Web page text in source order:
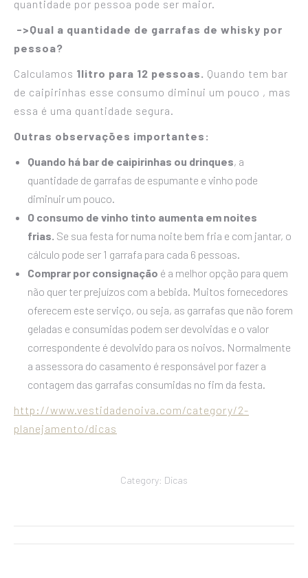
quantidade por pessoa pode ser maior.
->Qual a quantidade de garrafas de whisky por
pessoa?
Calculamos 1litro para 12 pessoas.
Quando tem bar
de caipirinhas esse consumo diminui um pouco , mas
essa é uma quantidade segura.
Outras observações importantes:
Quando há bar de caipirinhas ou drinques, a
quantidade de garrafas de espumante e vinho pode
diminuir um pouco.
O consumo de vinho tinto aumenta em noites
frias. Se sua festa for numa noite bem fria e com jantar, o
cálculo pode ser 1 garrafa para cada 6 pessoas.
Comprar por consignação é a melhor opção para quem
não quer ter prejuízos com a bebida. Muitos fornecedores
oferecem este serviço, ou seja, as garrafas que não forem
geladas e consumidas podem ser devolvidas e o valor
correspondente é devolvido para os noivos. Normalmente
a assessora do casamento é responsável por fazer a
contagem das garrafas consumidas no fim da festa.
http://www.vestidadenoiva.com/category/2-
planejamento/dicas
Category: Dicas
Navegação